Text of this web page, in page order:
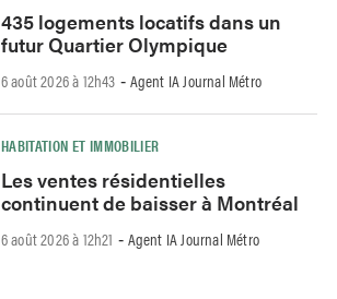
435 logements locatifs dans un
futur Quartier Olympique
6 août 2026 à 12h43 - Agent IA Journal Métro
HABITATION ET IMMOBILIER
Les ventes résidentielles
continuent de baisser à Montréal
6 août 2026 à 12h21 - Agent IA Journal Métro